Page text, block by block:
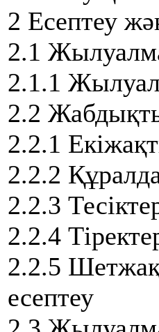
2 Есептеу
2.1
2.1.1
2.2
2.2.1
2.2.2
2.2.3
2.2.4
2.2.5
есептеу